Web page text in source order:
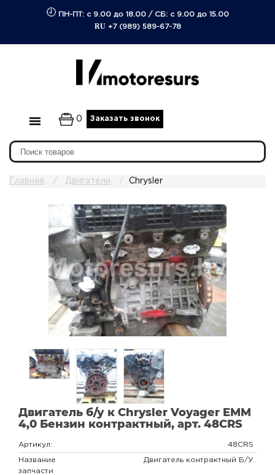
ПН-ПТ: с 9.00 до 18.00/ СБ: с 9.00 до 15.00
RU +7 (989) 589-67-78
0 Заказать звонок
Главная Двигатели Chrysler
Двигатель б/у к Chrysler Voyager EMM
4,0 Бензин контрактный, арт. 48CRS
Артикул: 48CRS
Название
запчасти
Двигатель контрактный Б/У